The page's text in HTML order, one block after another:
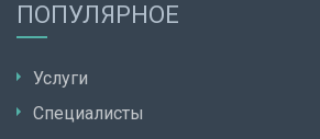
ПОПУЛЯРНОЕ
Услуги
Специалисты